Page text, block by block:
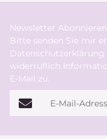
Newsletter Abonnieren
Bitte senden Sie mir
Datenschutzerklärung
widerruflich
E-Mail zu.
E-Mail-Adresse